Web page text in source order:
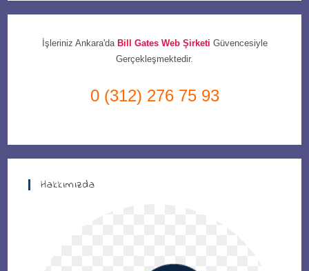
İşleriniz Ankara'da Bill Gates Web Şirketi Güvencesiyle
Gerçekleşmektedir.
0 (312) 276 75 93
Hakkımızda